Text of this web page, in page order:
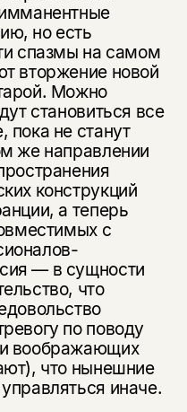
но есть
спазмы на самом
вторжение новой
Можно
становиться все
пока не станут
же направлении
конструкций
а теперь
с
— в сущности
что
по поводу
воображающих
что нынешние
иначе.